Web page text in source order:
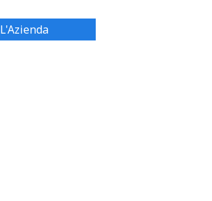
L'Azienda